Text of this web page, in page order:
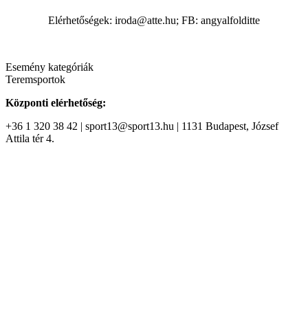
Elérhetőségek: iroda@atte.hu; FB: angyalfolditte
Esemény kategóriák
Teremsportok
Központi elérhetőség:
+36 1 320 38 42 | sport13@sport13.hu | 1131 Budapest, József
Attila tér 4.